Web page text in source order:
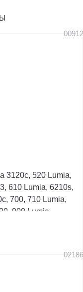
3120c, 520 Lumia,
610 Lumia, 6210s,
700, 710 Lumia,
900 Lumia,...